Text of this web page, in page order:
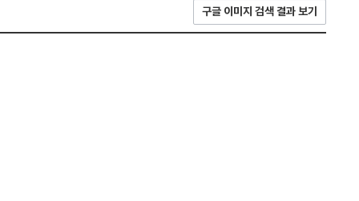
구글 이미지 검색 결과 보기